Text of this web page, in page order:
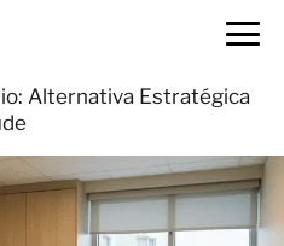
Alternativa Estratégica